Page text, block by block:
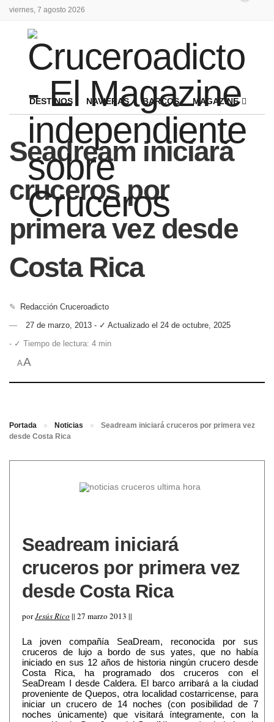
viernes, 7 agosto 2026
DESTINOS NAVIERAS BARCOS MAGAZINE
Seadream iniciará
cruceros por
primera vez desde
Costa Rica
✎
Redacción Cruceroadicto
27 de marzo, 2013 - ✓ Actualizado el 24 de octubre, 2025
- ✓ Tiempo de lectura: 4 min
AA
Portada » Noticias »
Seadream iniciará cruceros por primera vez
desde Costa Rica
Seadream iniciará
cruceros por primera vez
desde Costa Rica
porJesús Rico || 27 marzo 2013 ||
La joven compañía SeaDream, reconocida por sus
cruceros de lujo a bordo de sus yates, que no había
iniciado en sus 12 años de historia ningún crucero desde
Costa Rica, ha programado dos cruceros con el
SeaDream I desde Caldera. El barco arribará a la ciudad
proveniente de Quepos, otra localidad costarricense, para
iniciar un crucero de 14 noches (con posibilidad de 7
noches únicamente) que visitará íntegramente, con la